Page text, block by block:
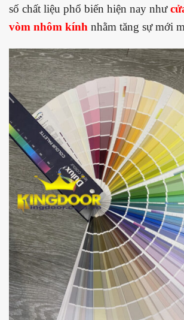
số chất liệu phổ biến hiện nay như
vòm nhôm kính nhằm tăng sự mới